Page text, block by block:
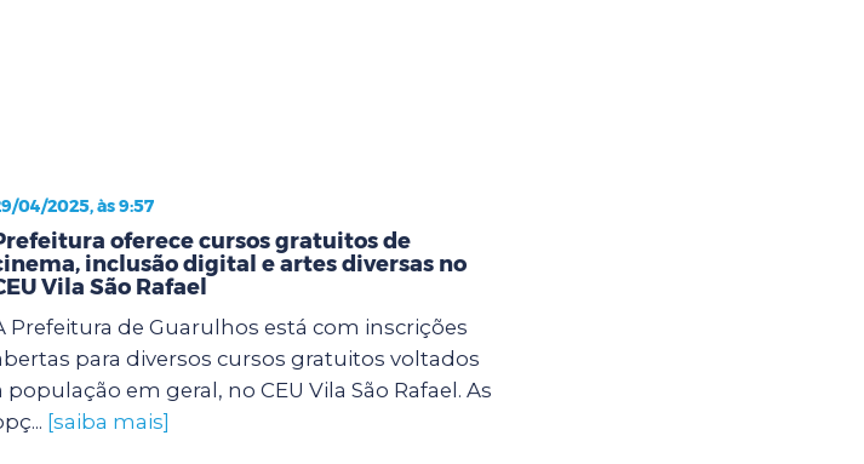
04/2025, às 9:57
oferece cursos gratuitos de
inclusão digital e artes diversas no
Vila São Rafael
Prefeitura de Guarulhos está com inscrições
para diversos cursos gratuitos voltados
população em geral, no CEU Vila São Rafael. As
[saiba mais]